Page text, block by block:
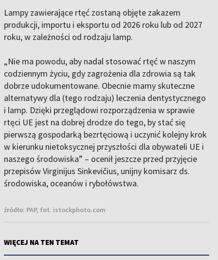
Lampy zawierające rtęć zostaną objęte zakazem
produkcji, importu i eksportu od 2026 roku lub od 2027
roku, w zależności od rodzaju lamp.
„Nie ma powodu, aby nadal stosować rtęć w naszym
codziennym życiu, gdy zagrożenia dla zdrowia są tak
dobrze udokumentowane. Obecnie mamy skuteczne
alternatywy dla (tego rodzaju) leczenia dentystycznego
i lamp. Dzięki przeglądowi rozporządzenia w sprawie
rtęci UE jest na dobrej drodze do tego, by stać się
pierwszą gospodarką bezrtęciową i uczynić kolejny krok
w kierunku nietoksycznej przyszłości dla obywateli UE i
naszego środowiska” – ocenił jeszcze przed przyjęcie
przepisów Virginijus Sinkevičius, unijny komisarz ds.
środowiska, oceanów i rybołówstwa.
źródło: PAP, fot. istockphoto.com
WIĘCEJ NA TEN TEMAT